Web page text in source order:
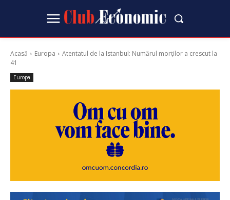
Acasă Europa
Atentatul de la Istanbul: Numărul morţilor a crescut la
41
Europa